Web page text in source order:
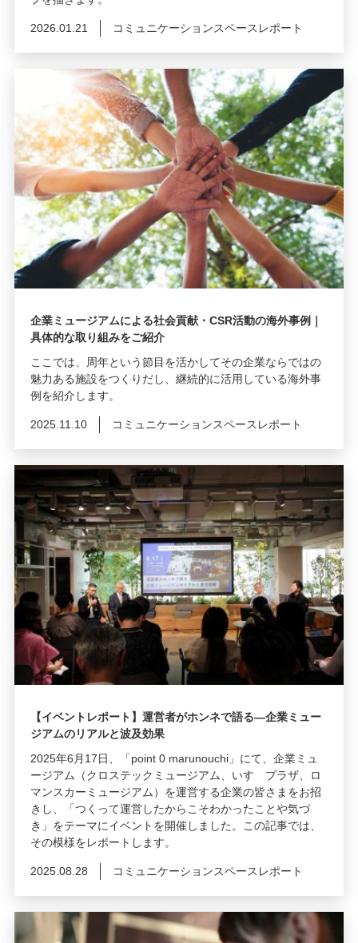
2026.01.21 コミュニケーションスペースレポート
企業ミュージアムによる社会貢献・CSR活動の海外事例｜
具体的な取り組みをご紹介
ここでは、周年という節目を活かしてその企業ならではの
魅力ある施設をつくりだし、継続的に活用している海外事
例を紹介します。
2025.11.10 コミュニケーションスペースレポート
【イベントレポート】運営者がホンネで語る―企業ミュー
ジアムのリアルと波及効果
2025年6月17日、「point 0 marunouchi」にて、企業ミュ
ージアム（クロステックミュージアム、いすゞプラザ、ロ
マンスカーミュージアム）を運営する企業の皆さまをお招
きし、「つくって運営したからこそわかったことや気づ
き」をテーマにイベントを開催しました。この記事では、
その模様をレポートします。
2025.08.28 コミュニケーションスペースレポート